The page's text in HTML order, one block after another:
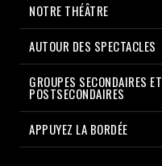
NOTRE THÉÂTRE
AUTOUR DES SPECTACLES
GROUPES SECONDAIRES ET
POSTSECONDAIRES
APPUYEZ LA BORDÉE